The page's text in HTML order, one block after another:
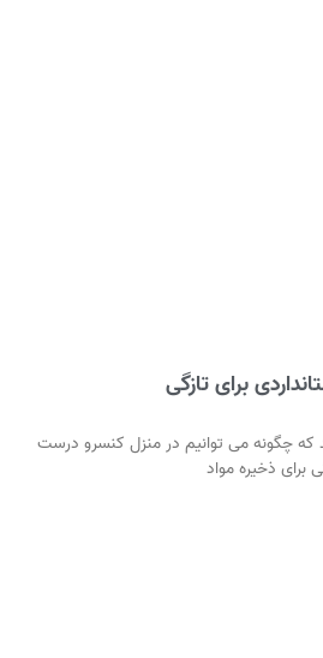
برای تازگی
که چگونه می ‌توانیم در منزل کنسرو درست
ذخیره مواد